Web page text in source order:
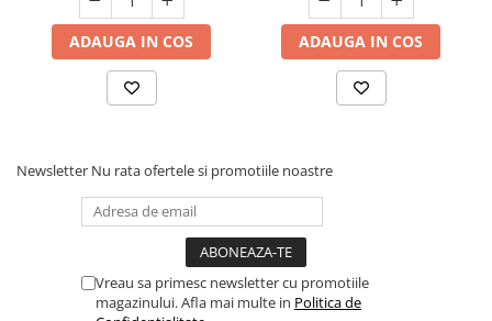
ADAUGA IN COS ADAUGA IN COS
Newsletter Nu rata ofertele si promotiile noastre
Vreau sa primesc newsletter cu promotiile
magazinului. Afla mai multe in Politica de